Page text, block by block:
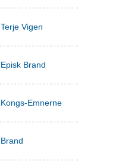
Terje Vigen
Episk Brand
Kongs-Emnerne
Brand